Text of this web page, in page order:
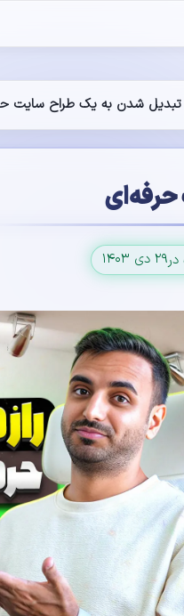
۲۹ دی ۱۴۰۳